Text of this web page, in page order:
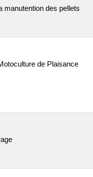
manutention des pellets
de Plaisance